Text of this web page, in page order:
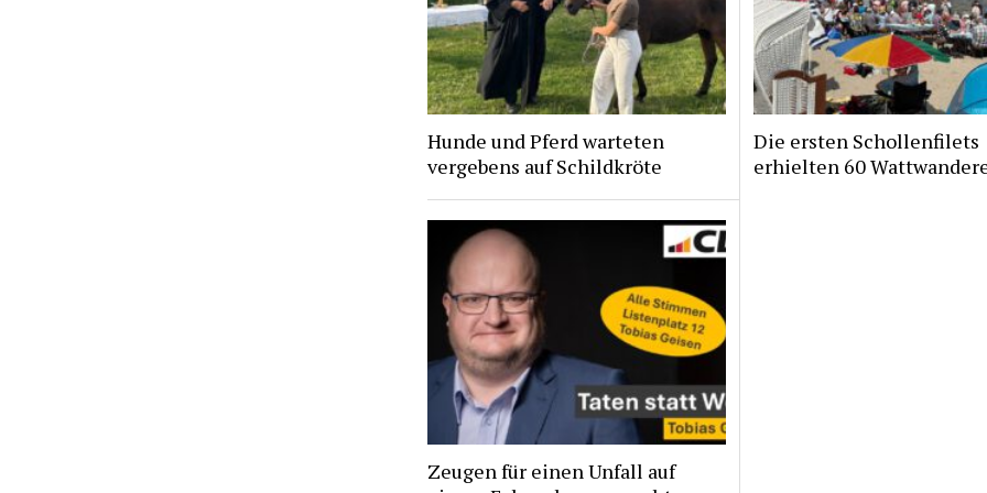
Hunde und Pferd warteten
vergebens auf Schildkröte
Die ersten Schollenfilets
erhielten 60
Zeugen für einen Unfall auf